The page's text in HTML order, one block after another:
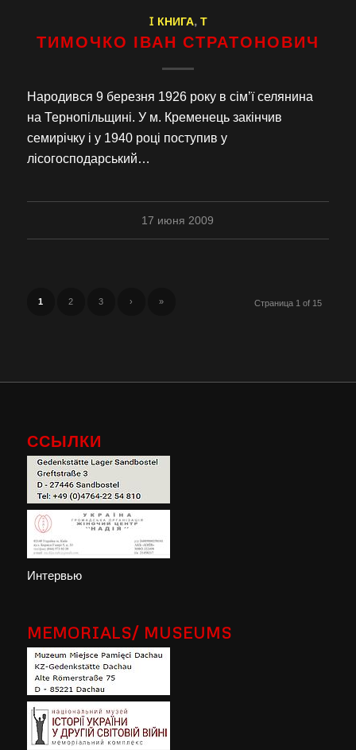
I КНИГА, Т
ТИМОЧКО ІВАН СТРАТОНОВИЧ
Народився 9 березня 1926 року в сім’ї селянина
на Тернопільщині. У м. Кременець закінчив
семирічку і у 1940 році поступив у
лісогосподарський…
17 июня 2009
Страница 1 of 15
1 2 3 › »
ССЫЛКИ
Интервью
MEMORIALS/ MUSEUMS